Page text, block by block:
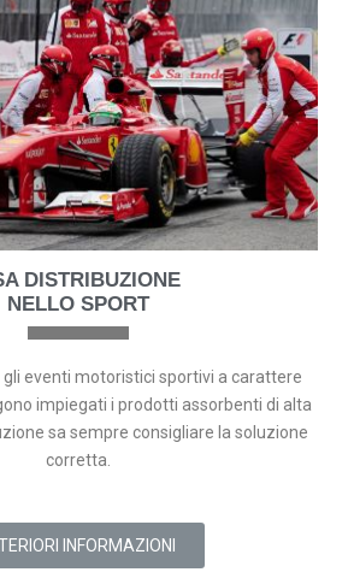
DISTRIBUZIONE
NELLO SPORT
eventi motoristici sportivi a carattere
impiegati i prodotti assorbenti di alta
sa sempre consigliare la soluzione
corretta.
INFORMAZIONI